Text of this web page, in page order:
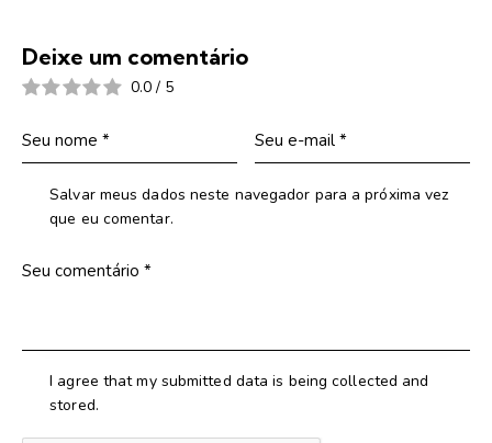
Deixe um comentário
0.0 / 5
Salvar meus dados neste navegador para a próxima vez
que eu comentar.
I agree that my submitted data is being collected and
stored.